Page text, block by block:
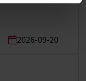
2026-09-20